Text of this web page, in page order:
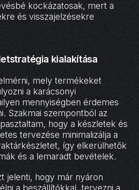
kockázatosak, mert a
és visszajelzésekre
kialakítása
mely termékeket
a karácsonyi
mennyiségben érdemes
Szakmai szempontból az
hogy a készletek és
tervezése minimalizálja a
így elkerülhetők
és a lemaradt bevételek.
jelenti, hogy már nyáron
a beszállítókkal, tervezni a